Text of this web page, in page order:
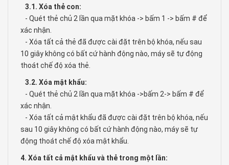
3.1. Xóa thẻ con:
- Quét thẻ chủ 2 lần qua mặt khóa -> bấm 1 -> bấm # để
xác nhận.
- Xóa tất cả thẻ đã được cài đặt trên bộ khóa, nếu sau
10 giây không có bất cứ hành động nào, máy sẽ tự động
thoát chế độ xóa thẻ.
3.2. Xóa mật khẩu:
- Quét thẻ chủ 2 lần qua mặt khóa ->bấm 2-> bấm # để
xác nhận.
- Xóa tất cả mật khẩu đã được cài đặt trên bộ khóa, nếu
sau 10 giây không có bất cứ hành động nào, máy sẽ tự
động thoát chế độ xóa mật khẩu.
4. Xóa tất cả mật khẩu và thẻ trong một lần: